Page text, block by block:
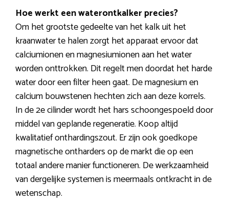
Hoe werkt een waterontkalker precies?
Om het grootste gedeelte van het kalk uit het
kraanwater te halen zorgt het apparaat ervoor dat
calciumionen en magnesiumionen aan het water
worden onttrokken. Dit regelt men doordat het harde
water door een filter heen gaat. De magnesium en
calcium bouwstenen hechten zich aan deze korrels.
In de 2e cilinder wordt het hars schoongespoeld door
middel van geplande regeneratie. Koop altijd
kwalitatief onthardingszout. Er zijn ook goedkope
magnetische ontharders op de markt die op een
totaal andere manier functioneren. De werkzaamheid
van dergelijke systemen is meermaals ontkracht in de
wetenschap.